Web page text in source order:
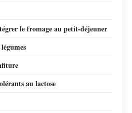
le fromage au petit-déjeuner
au lactose